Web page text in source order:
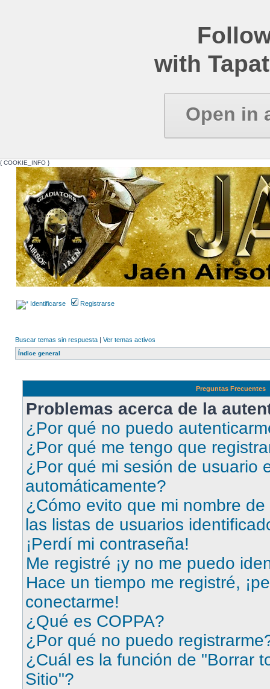
with
Open in
{ COOKIE_INFO }
Identificarse Registrarse
Buscar temas sin respuesta | Ver temas activos
Índice general
Preguntas Frecuentes
Problemas acerca de la
¿Por qué no puedo
¿Por qué me tengo que
¿Por qué mi sesión de usuario
automáticamente?
¿Cómo evito que mi nombre
las listas de usuarios
¡Perdí mi contraseña!
Me registré ¡y no me puedo
Hace un tiempo me registré,
conectarme!
¿Qué es COPPA?
¿Por qué no puedo
¿Cuál es la función de "Borrar
Sitio"?